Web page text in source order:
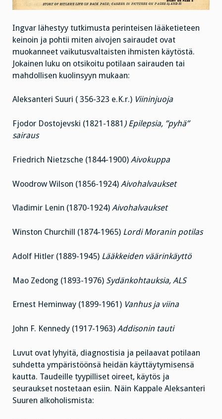
Ingvar lähestyy tutkimusta perinteisen lääketieteen
keinoin ja pohtii miten aivojen sairaudet ovat
muokanneet vaikutusvaltaisten ihmisten käytöstä.
Jokainen luku on otsikoitu potilaan sairauden tai
mahdollisen kuolinsyyn mukaan:
Aleksanteri Suuri ( 356-323 e.K.r.) Viininjuoja
Fjodor Dostojevski (1821-1881 ) Epilepsia, ”pyhä”
sairaus
Friedrich Nietzsche (1844-1900) Aivokuppa
Woodrow Wilson (1856-1924) Aivohalvaukset
Vladimir Lenin (1870-1924) Aivohalvaukset
Winston Churchill (1874-1965) Lordi Moranin potilas
Adolf Hitler (1889-1945) Lääkkeiden väärinkäyttö
Mao Zedong (1893-1976) Sydänkohtauksia, ALS
Ernest Heminway (1899-1961) Vanhus ja viina
John F. Kennedy (1917-1963) Addisonin tauti
Luvut ovat lyhyitä, diagnostisia ja peilaavat potilaan
suhdetta ympäristöönsä heidän käyttäytymisensä
kautta. Taudeille tyypilliset oireet, käytös ja
seuraukset nostetaan esiin. Näin Kappale Aleksanteri
Suuren alkoholismista: